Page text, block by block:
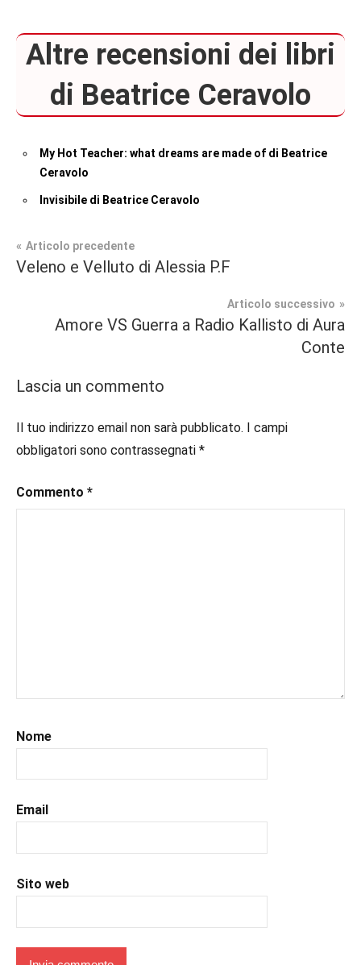
Altre recensioni dei libri
di Beatrice Ceravolo
My Hot Teacher: what dreams are made of di Beatrice
Ceravolo
Invisibile di Beatrice Ceravolo
Tag
#bloggerlife,
#consigliodilettura
#inspiration,
#instalibri,
#italianblogger
#kindle,
#romantic,
Recensioni
Romance
secondo
Navigazione
Articolo precedente
Veleno e Velluto di Alessia P.F
Articolo successivo
Amore VS Guerra a Radio Kallisto di Aura
Conte
Lascia un commento
Il tuo indirizzo email non sarà pubblicato. I campi
obbligatori sono contrassegnati *
Commento *
Nome
Email
Sito web